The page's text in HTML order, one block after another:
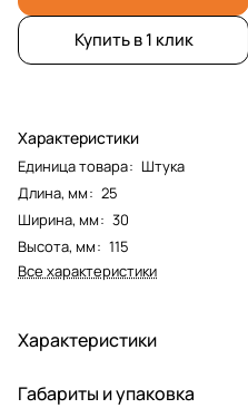
Купить в 1 клик
Характеристики
Единица товара: Штука
Длина, мм: 25
Ширина, мм: 30
Высота, мм: 115
Все характеристики
Характеристики
Габариты и упаковка